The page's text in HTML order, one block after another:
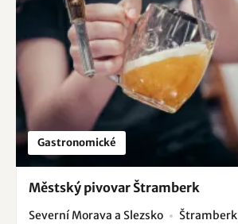
Gastronomické
Městský pivovar Štramberk
Severní Morava a Slezsko Štramberk